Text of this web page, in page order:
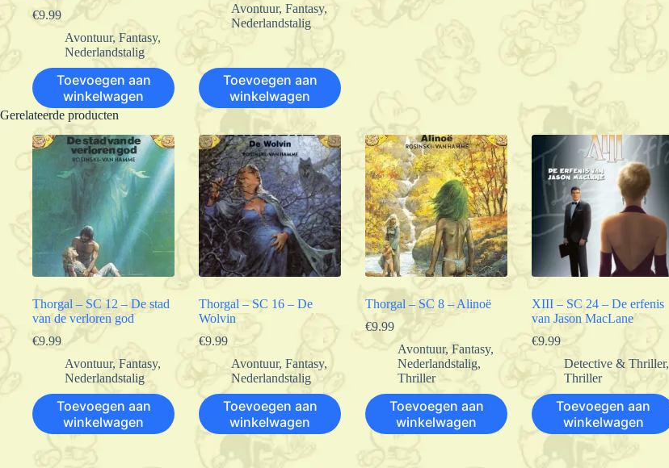
€9.99
Avontuur, Fantasy,
Nederlandstalig
Toevoegen aan
winkelwagen
Avontuur,Fantasy,
Nederlandstalig
Toevoegen aan
winkelwagen
Gerelateerde producten
Thorgal – SC 12 – De stad
van de verloren god
€9.99
Avontuur, Fantasy,
Nederlandstalig
Toevoegen aan
winkelwagen
Thorgal – SC 16 – De
Wolvin
€9.99
Avontuur,Fantasy,
Nederlandstalig
Toevoegen aan
winkelwagen
Thorgal – SC 8 – Alinoë
€9.99
Avontuur,Fantasy,
Nederlandstalig,
Thriller
Toevoegen aan
winkelwagen
XIII – SC 24 – De erfenis
van Jason MacLane
€9.99
Detective & Thriller,
Thriller
Toevoegen aan
winkelwagen